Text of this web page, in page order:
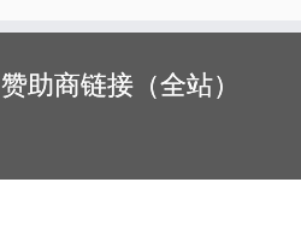
赞助商链接（全站）